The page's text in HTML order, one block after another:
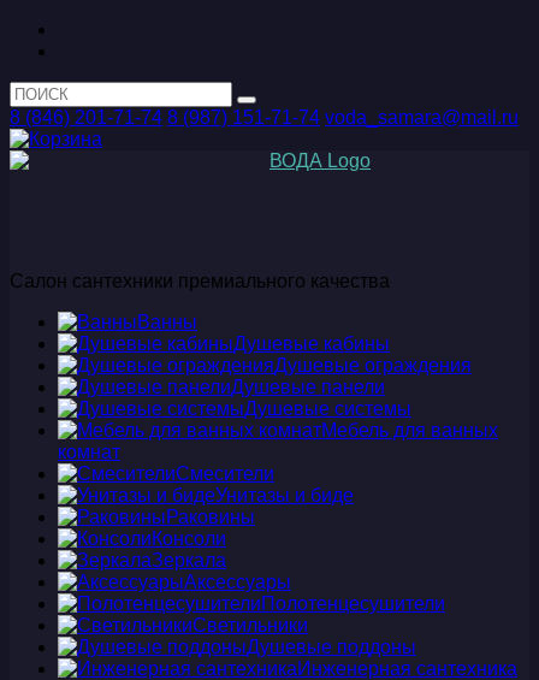
8 (846) 201-71-74 8 (987) 151-71-74 voda_samara@mail.ru
Салон сантехники премиального качества
Ванны
Душевые кабины
Душевые ограждения
Душевые панели
Душевые системы
Мебель для ванных
комнат
Смесители
Унитазы и биде
Раковины
Консоли
Зеркала
Аксессуары
Полотенцесушители
Светильники
Душевые поддоны
Инженерная сантехника